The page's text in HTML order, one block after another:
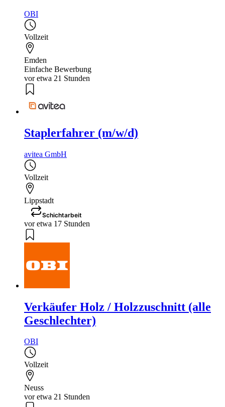
OBI
Vollzeit
Emden
Einfache Bewerbung
vor etwa 21 Stunden
Staplerfahrer (m/w/d)
avitea GmbH
Vollzeit
Lippstadt
Schichtarbeit
vor etwa 17 Stunden
Verkäufer Holz / Holzzuschnitt (alle
Geschlechter)
OBI
Vollzeit
Neuss
vor etwa 21 Stunden